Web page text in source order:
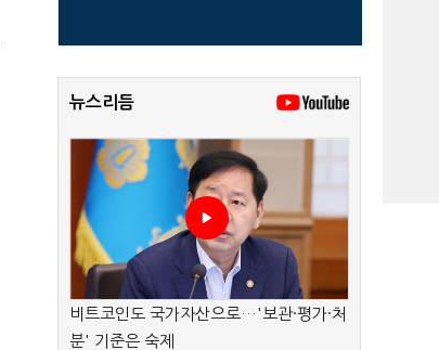
뉴스리듬
비트코인도 국가자산으로…'보관·평가·처
분' 기준은 숙제